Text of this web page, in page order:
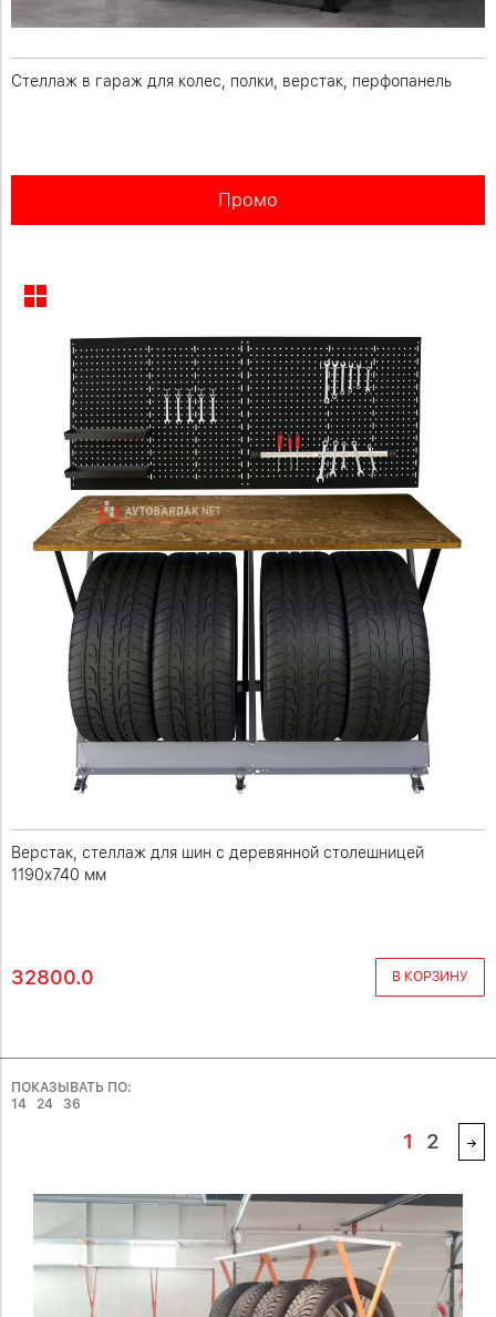
Стеллаж в гараж для колес, полки, верстак, перфопанель
Промо
Верстак, стеллаж для шин с деревянной столешницей
1190х740 мм
32800.0 В КОРЗИНУ
ПОКАЗЫВАТЬ ПО:
14
24 36
1 2